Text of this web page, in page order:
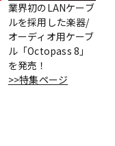
パーカッション
業界初のLANケーブ
ルを採用した楽器/
オーディオ用ケーブ
ル「Octopass 8」
を発売！
>>特集ページ